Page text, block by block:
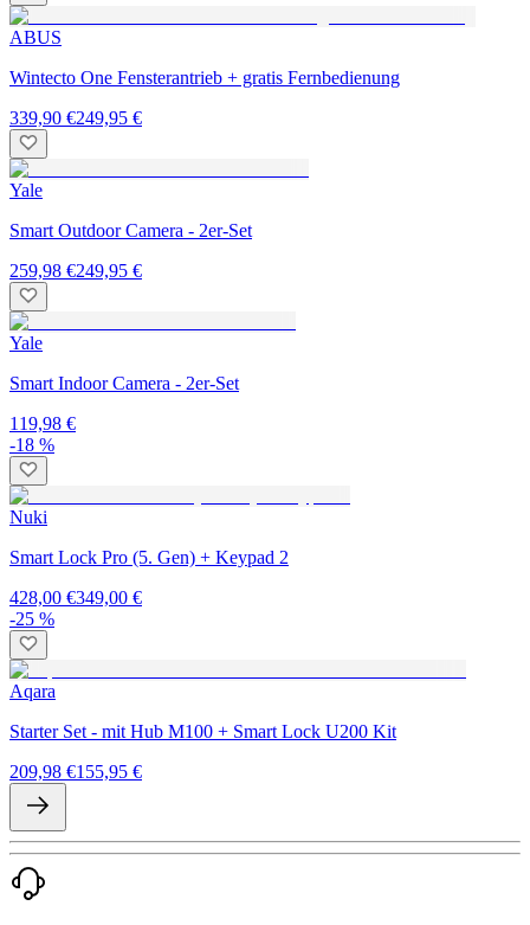
ABUS
Wintecto One Fensterantrieb + gratis Fernbedienung
339,90 €249,95 €
Yale
Smart Outdoor Camera - 2er-Set
259,98 €249,95 €
Yale
Smart Indoor Camera - 2er-Set
119,98 €
-18 %
Nuki
Smart Lock Pro (5. Gen) + Keypad 2
428,00 €349,00 €
-25 %
Aqara
Starter Set - mit Hub M100 + Smart Lock U200 Kit
209,98 €155,95 €